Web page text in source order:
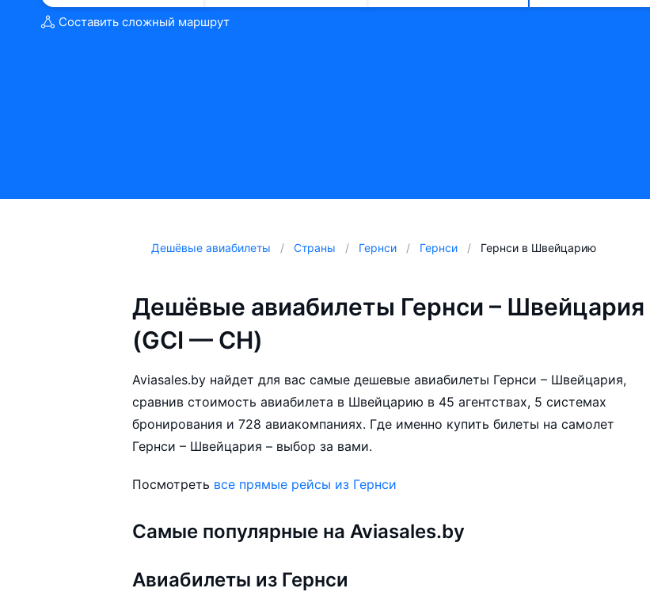
Составить сложный маршрут
Дешёвые авиабилеты Страны Гернси Гернси Гернси в Швейцарию
Дешёвые авиабилеты Гернси – Швейцария
(GCI — CH)
Aviasales.by найдет для вас самые дешевые авиабилеты Гернси – Швейцария,
сравнив стоимость авиабилета в Швейцарию в 45 агентствах, 5 системах
бронирования и 728 авиакомпаниях. Где именно купить билеты на самолет
Гернси – Швейцария – выбор за вами.
Посмотреть все прямые рейсы из Гернси
Самые популярные на Aviasales.by
Авиабилеты из Гернси